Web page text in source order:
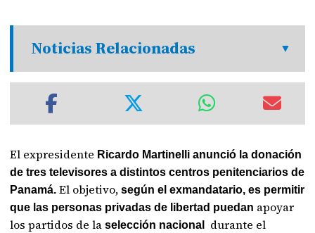
Noticias Relacionadas
El expresidente Ricardo Martinelli anunció la donación
de tres televisores a distintos centros penitenciarios de
Panamá. El objetivo,según el exmandatario, es permitir
que las personas privadas de libertad puedan apoyar
los partidos de laselección nacional
durante el